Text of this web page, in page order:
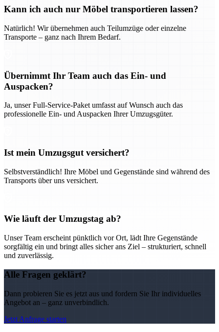
Kann ich auch nur Möbel transportieren lassen?
Natürlich! Wir übernehmen auch Teilumzüge oder einzelne
Transporte – ganz nach Ihrem Bedarf.
Übernimmt Ihr Team auch das Ein- und
Auspacken?
Ja, unser Full-Service-Paket umfasst auf Wunsch auch das
professionelle Ein- und Auspacken Ihrer Umzugsgüter.
Ist mein Umzugsgut versichert?
Selbstverständlich! Ihre Möbel und Gegenstände sind während des
Transports über uns versichert.
Wie läuft der Umzugstag ab?
Unser Team erscheint pünktlich vor Ort, lädt Ihre Gegenstände
sorgfältig ein und bringt alles sicher ans Ziel – strukturiert, schnell
und zuverlässig.
Alle Fragen geklärt?
Dann probieren Sie es jetzt aus und fordern Sie Ihr individuelles
Angebot an – ganz unverbindlich.
Jetzt Anfrage starten